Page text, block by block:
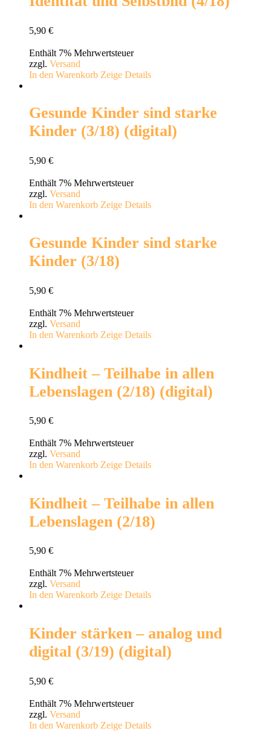
5,90 €
Enthält 7% Mehrwertsteuer
zzgl. Versand
In den Warenkorb Zeige Details
Gesunde Kinder sind starke
Kinder (3/18) (digital)
5,90 €
Enthält 7% Mehrwertsteuer
zzgl. Versand
In den Warenkorb Zeige Details
Gesunde Kinder sind starke
Kinder (3/18)
5,90 €
Enthält 7% Mehrwertsteuer
zzgl. Versand
In den Warenkorb Zeige Details
Kindheit – Teilhabe in allen
Lebenslagen (2/18) (digital)
5,90 €
Enthält 7% Mehrwertsteuer
zzgl. Versand
In den Warenkorb Zeige Details
Kindheit – Teilhabe in allen
Lebenslagen (2/18)
5,90 €
Enthält 7% Mehrwertsteuer
zzgl. Versand
In den Warenkorb Zeige Details
Kinder stärken – analog und
digital (3/19) (digital)
5,90 €
Enthält 7% Mehrwertsteuer
zzgl. Versand
In den Warenkorb Zeige Details